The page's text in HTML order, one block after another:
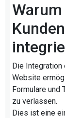
Die Integration
Website
Formulare und
zu verlassen.
Dies ist eine